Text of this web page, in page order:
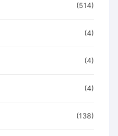
(514)
(4)
(4)
(4)
(138)